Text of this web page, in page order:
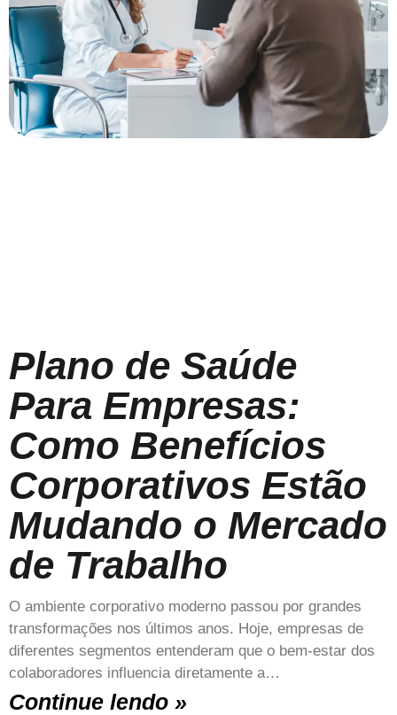
Plano de Saúde
Para Empresas:
Como Benefícios
Corporativos Estão
Mudando o Mercado
de Trabalho
O ambiente corporativo moderno passou por grandes
transformações nos últimos anos. Hoje, empresas de
diferentes segmentos entenderam que o bem-estar dos
colaboradores influencia diretamente a…
Continue lendo »